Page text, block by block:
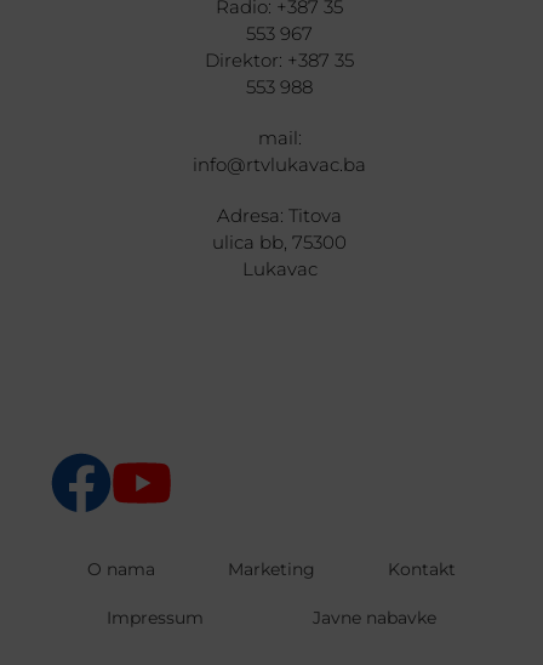
Radio: +387 35
553 967
Direktor: +387 35
553 988
mail:
info@rtvlukavac.ba
Adresa: Titova
ulica bb, 75300
Lukavac
O nama Marketing Kontakt
Impressum Javne nabavke